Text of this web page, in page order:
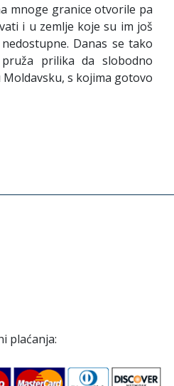
mnoge granice otvorile pa
i u zemlje koje su im još
Danas se tako
prilika da slobodno
s kojima gotovo
plaćanja: